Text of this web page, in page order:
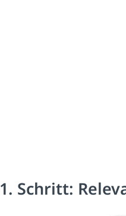
1. Schritt: